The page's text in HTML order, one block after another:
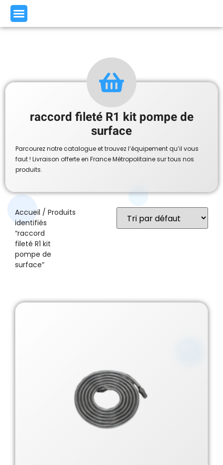
raccord fileté R1 kit pompe de
surface
Parcourez notre catalogue et trouvez l’équipement qu’il vous
faut ! Livraison offerte en France Métropolitaine sur tous nos
produits.
Accueil / Produits
identifiés
“raccord
fileté R1 kit
pompe de
surface”